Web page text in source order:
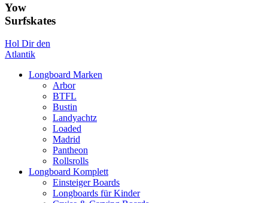
Yow
Surfskates
Hol Dir den
Atlantik
Longboard Marken
Arbor
BTFL
Bustin
Landyachtz
Loaded
Madrid
Pantheon
Rollsrolls
Longboard Komplett
Einsteiger Boards
Longboards für Kinder